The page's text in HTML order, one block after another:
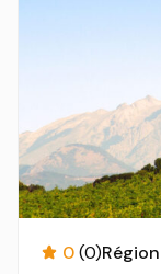
0(0)